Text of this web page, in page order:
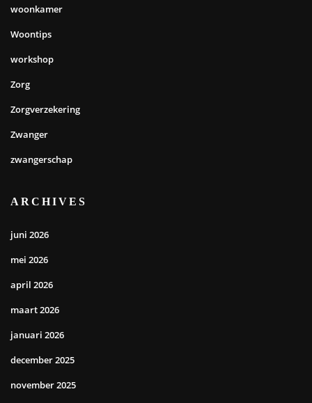
woonkamer
Woontips
workshop
Zorg
Zorgverzekering
Zwanger
zwangerschap
ARCHIVES
juni 2026
mei 2026
april 2026
maart 2026
januari 2026
december 2025
november 2025